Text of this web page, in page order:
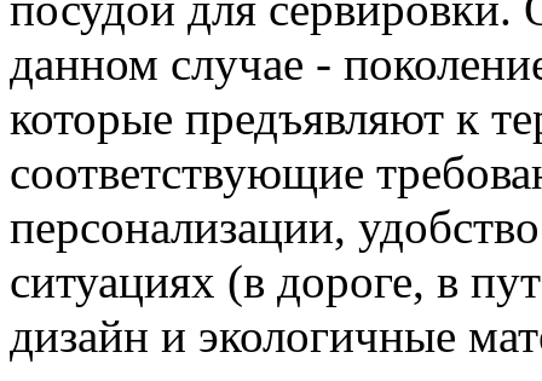
данном случае -
которые предъявляют к
соответствующие
персонализации,
ситуациях (в дороге, в
дизайн и экологичные